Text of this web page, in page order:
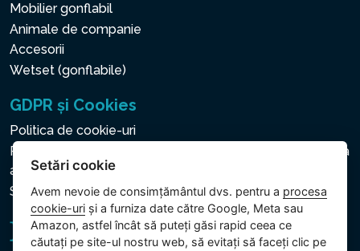
Mobilier gonflabil
Animale de companie
Accesorii
Wetset (gonflabile)
GDPR și Cookies
Politica de cookie-uri
Politica privind protecția datelor cu caracter personal și a
altor date prelucrate
Setări cookie
Setări cookie
Avem nevoie de consimțământul dvs. pentru a procesa
cookie-uri și a furniza date către Google, Meta sau
Amazon, astfel încât să puteți găsi rapid ceea ce
căutați pe site-ul nostru web, să evitați să faceți clic pe